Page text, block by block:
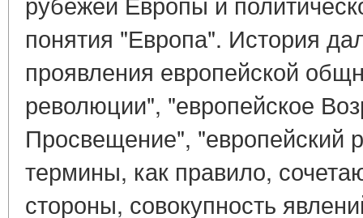
понятия "Европа". История
проявления европейской
революции", "европейское
Просвещение", "европейский
термины, как правило,
стороны, совокупность